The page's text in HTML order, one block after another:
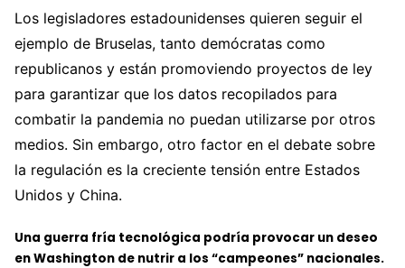
Los legisladores estadounidenses quieren seguir el
ejemplo de Bruselas, tanto demócratas como
republicanos y están promoviendo proyectos de ley
para garantizar que los datos recopilados para
combatir la pandemia no puedan utilizarse por otros
medios. Sin embargo, otro factor en el debate sobre
la regulación es la creciente tensión entre Estados
Unidos y China.
Una guerra fría tecnológica podría provocar un deseo
en Washington de nutrir a los “campeones” nacionales.